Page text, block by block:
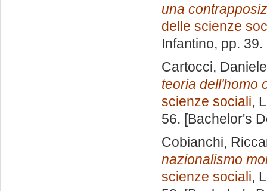
una
delle scienze
Infantino, pp.
Cartocci, Daniele
teoria dell'homo
scienze sociali,
56. [Bachelor's
Cobianchi,
nazionalismo
scienze sociali,